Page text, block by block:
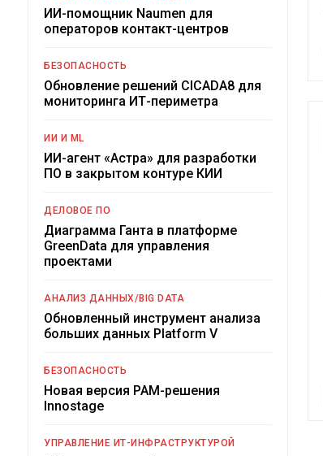
ИИ-помощник Naumen для
операторов контакт-центров
БЕЗОПАСНОСТЬ
Обновление решений CICADA8 для
мониторинга ИТ-периметра
ИИ И ML
ИИ-агент «Астра» для разработки
ПО в закрытом контуре КИИ
ДЕЛОВОЕ ПО
Диаграмма Ганта в платформе
GreenData для управления
проектами
АНАЛИЗ ДАННЫХ/BIG DATA
Обновленный инструмент анализа
больших данных Platform V
БЕЗОПАСНОСТЬ
Новая версия PAM-решения
Innostage
УПРАВЛЕНИЕ ИТ-ИНФРАСТРУКТУРОЙ